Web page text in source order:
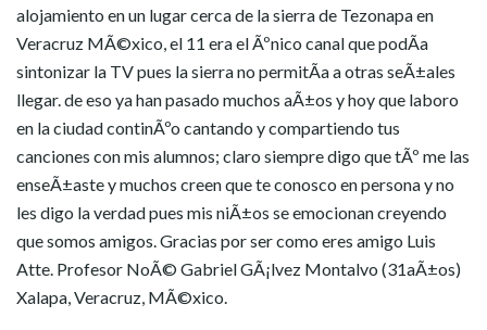
alojamiento en un lugar cerca de la sierra de Tezonapa en
Veracruz MÃ©xico, el 11 era el Ãºnico canal que podÃ­a
sintonizar la TV pues la sierra no permitÃ­a a otras seÃ±ales
llegar. de eso ya han pasado muchos aÃ±os y hoy que laboro
en la ciudad continÃºo cantando y compartiendo tus
canciones con mis alumnos; claro siempre digo que tÃº me las
enseÃ±aste y muchos creen que te conosco en persona y no
les digo la verdad pues mis niÃ±os se emocionan creyendo
que somos amigos. Gracias por ser como eres amigo Luis
Atte. Profesor NoÃ© Gabriel GÃ¡lvez Montalvo (31aÃ±os)
Xalapa, Veracruz, MÃ©xico.